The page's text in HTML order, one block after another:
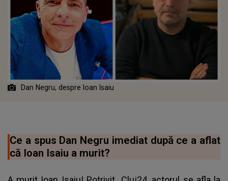
Dan Negru, despre Ioan Isaiu
Ce a spus Dan Negru imediat după ce a aflat
că Ioan Isaiu a murit?